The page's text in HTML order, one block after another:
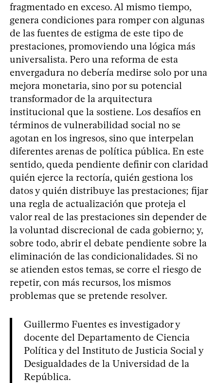
fragmentado en exceso. Al mismo tiempo,
genera condiciones para romper con algunas
de las fuentes de estigma de este tipo de
prestaciones, promoviendo una lógica más
universalista. Pero una reforma de esta
envergadura no debería medirse solo por una
mejora monetaria, sino por su potencial
transformador de la arquitectura
institucional que la sostiene. Los desafíos en
términos de vulnerabilidad social no se
agotan en los ingresos, sino que interpelan
diferentes arenas de política pública. En este
sentido, queda pendiente definir con claridad
quién ejerce la rectoría, quién gestiona los
datos y quién distribuye las prestaciones; fijar
una regla de actualización que proteja el
valor real de las prestaciones sin depender de
la voluntad discrecional de cada gobierno; y,
sobre todo, abrir el debate pendiente sobre la
eliminación de las condicionalidades. Si no
se atienden estos temas, se corre el riesgo de
repetir, con más recursos, los mismos
problemas que se pretende resolver.
Guillermo Fuentes es investigador y
docente del Departamento de Ciencia
Política y del Instituto de Justicia Social y
Desigualdades de la Universidad de la
República.